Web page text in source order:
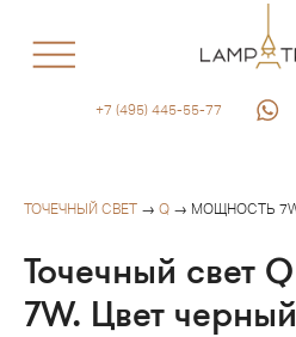
+7 (495) 445-55-77
ТОЧЕЧНЫЙ СВЕТ → Q → МОЩНОСТЬ
Точечный свет
7W. Цвет